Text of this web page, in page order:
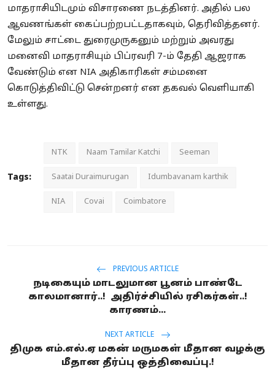
மாதராசியிடமும் விசாரணை நடத்தினர். அதில் பல
ஆவணங்கள் கைப்பற்றபட்டதாகவும், தெரிவித்தனர்.
மேலும் சாட்டை துரைமுருகனும் மற்றும் அவரது
மனைவி மாதராசியும் பிப்ரவரி 7-ம் தேதி ஆஜராக
வேண்டும் என NIA அதிகாரிகள் சம்மனை
கொடுத்திவிட்டு சென்றனர் என தகவல் வெளியாகி
உள்ளது.
Tags:
NTK Naam Tamilar Katchi Seeman
Saatai Duraimurugan Idumbavanam karthik
NIA Covai Coimbatore
PREVIOUS ARTICLE
நடிகையும் மாடலுமான பூனம் பாண்டே
காலமானார்..! அதிர்ச்சியில் ரசிகர்கள்..!
காரணம்...
NEXT ARTICLE
திமுக எம்.எல்.ஏ மகன் மருமகள் மீதான வழக்கு
மீதான தீர்ப்பு ஒத்திவைப்பு.!